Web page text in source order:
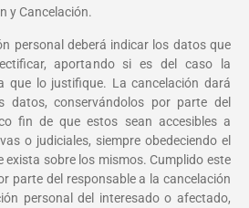
y Cancelación.
personal deberá indicar los datos que
aportando si es del caso la
que lo justifique. La cancelación dará
datos, conservándolos por parte del
fin de que estos sean accesibles a
o judiciales, siempre obedeciendo el
exista sobre los mismos. Cumplido este
parte del responsable a la cancelación
personal del interesado o afectado,